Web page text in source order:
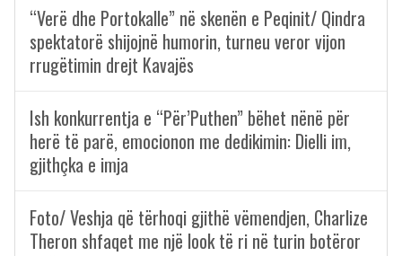
“Verë dhe Portokalle” në skenën e Peqinit/ Qindra
spektatorë shijojnë humorin, turneu veror vijon
rrugëtimin drejt Kavajës
Ish konkurrentja e “Për’Puthen” bëhet nënë për
herë të parë, emocionon me dedikimin: Dielli im,
gjithçka e imja
Foto/ Veshja që tërhoqi gjithë vëmendjen, Charlize
Theron shfaqet me një look të ri në turin botëror